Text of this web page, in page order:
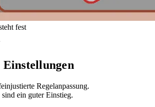
fest
Regelanpassung.
ein guter Einstieg.